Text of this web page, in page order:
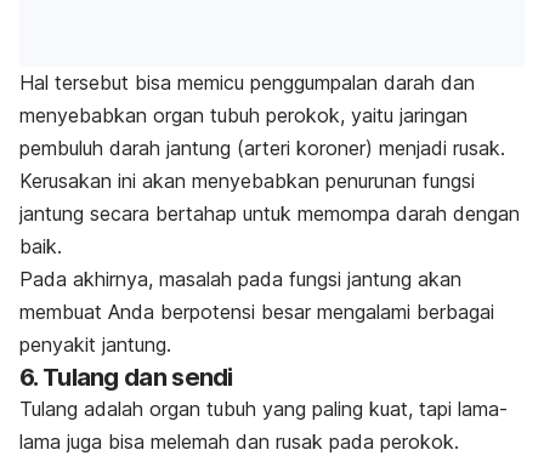
Hal tersebut bisa memicu penggumpalan darah dan
menyebabkan organ tubuh perokok, yaitu jaringan
pembuluh darah jantung (arteri koroner) menjadi rusak.
Kerusakan ini akan menyebabkan penurunan fungsi
jantung secara bertahap untuk memompa darah dengan
baik.
Pada akhirnya, masalah pada fungsi jantung akan
membuat Anda berpotensi besar mengalami berbagai
penyakit jantung.
6. Tulang dan sendi
Tulang adalah organ tubuh yang paling kuat, tapi lama-
lama juga bisa melemah dan rusak pada perokok.